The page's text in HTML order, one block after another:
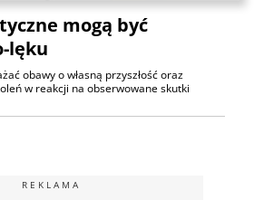
mogą być
lęku
obawy o własną przyszłość oraz
w reakcji na obserwowane skutki
REKLAMA